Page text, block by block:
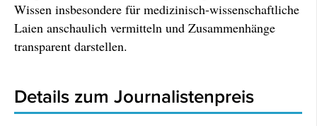
Wissen insbesondere für medizinisch-wissenschaftliche
Laien anschaulich vermitteln und Zusammenhänge
transparent darstellen.
Details zum Journalistenpreis